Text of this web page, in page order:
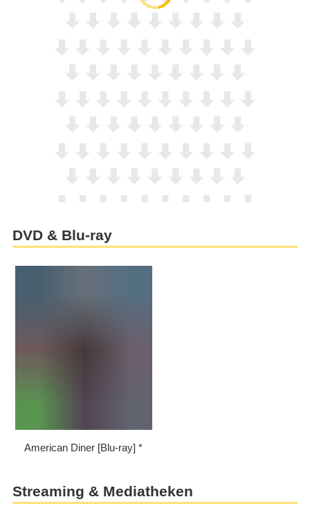
DVD & Blu-ray
American Diner [Blu-ray]
Streaming & Mediatheken